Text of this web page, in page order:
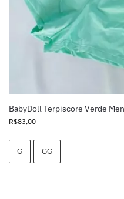
BabyDoll Terpiscore Verde
R$83,00
G GG